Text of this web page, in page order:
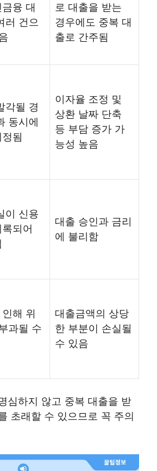
융 대
러 건으
로 대출을 받는
경우에도 중복 대
출로 간주됨
각될 경
동시에
됨
이자율 조정 및
상환 날짜 단축
등 부담 증가 가
능성 높음
이 신용
되어
대출 승인과 금리
에 불리함
해 위
과될 수
대출금액의 상당
한 부분이 손실될
수 있음
심하지 않고 중복 대출을 받
초래할 수 있으므로 꼭 주의